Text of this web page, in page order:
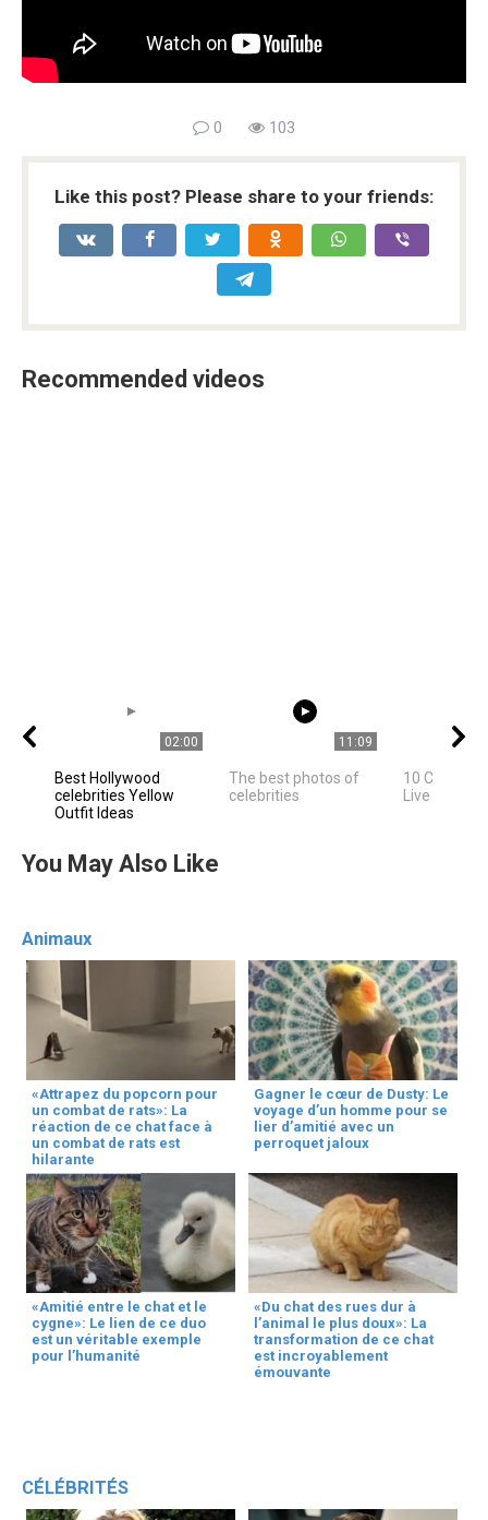
0 103
Like this post? Please share to your friends:
Recommended videos
02:00
Best Hollywood
celebrities Yellow
Outfit Ideas
11:09
The best photos of
celebrities
10
Live In Los
You May Also Like
Animaux
«Attrapez du popcorn pour
un combat de rats»: La
réaction de ce chat face à
un combat de rats est
hilarante
Gagner le cœur de Dusty: Le
voyage d’un homme pour se
lier d’amitié avec un
perroquet jaloux
«Amitié entre le chat et le
cygne»: Le lien de ce duo
est un véritable exemple
pour l’humanité
«Du chat des rues dur à
l’animal le plus doux»: La
transformation de ce chat
est incroyablement
émouvante
CÉLÉBRITÉS